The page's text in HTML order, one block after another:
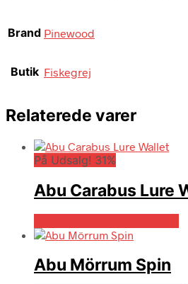
Brand Pinewood
Butik Fiskegrej
Relaterede varer
På Udsalg! 31%
Abu Carabus Lure
Abu Mörrum Spin